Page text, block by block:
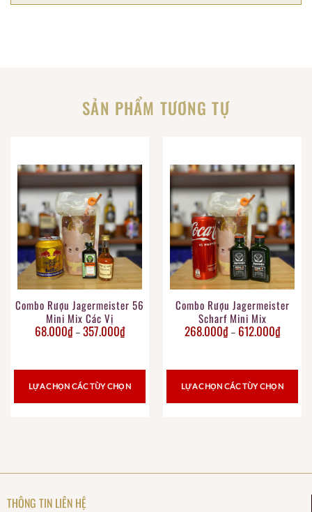
SẢN PHẨM TƯƠNG TỰ
Combo Rượu Jagermeister 56
Mini Mix Các Vị
68.000₫ – 357.000₫
LỰA CHỌN CÁC TÙY CHỌN
Combo Rượu Jagermeister
Scharf Mini Mix
268.000₫ – 612.000₫
LỰA CHỌN CÁC TÙY CHỌN
THÔNG TIN LIÊN HỆ